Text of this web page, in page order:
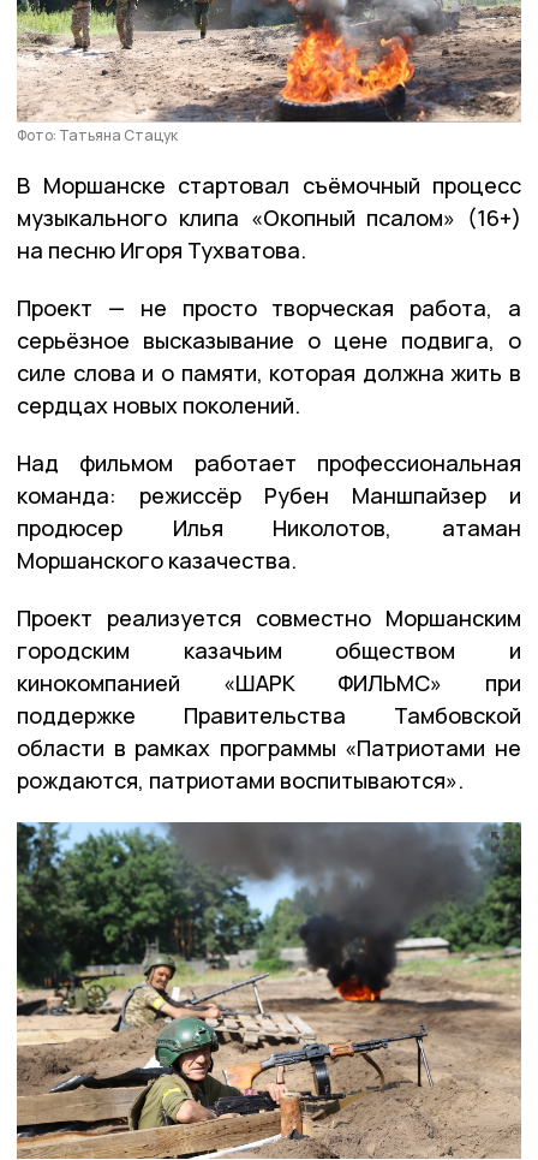
Фото: Татьяна Стацук
В Моршанске стартовал съёмочный процесс
музыкального клипа «Окопный псалом» (16+)
на песню Игоря Тухватова.
Проект — не просто творческая работа, а
серьёзное высказывание о цене подвига, о
силе слова и о памяти, которая должна жить в
сердцах новых поколений.
Над фильмом работает профессиональная
команда: режиссёр Рубен Маншпайзер и
продюсер Илья Николотов, атаман
Моршанского казачества.
Проект реализуется совместно Моршанским
городским казачьим обществом и
кинокомпанией «ШАРК ФИЛЬМС» при
поддержке Правительства Тамбовской
области в рамках программы «Патриотами не
рождаются, патриотами воспитываются».